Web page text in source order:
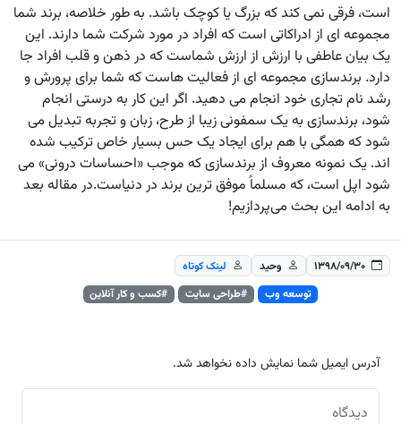
است، فرقی نمی کند که بزرگ یا کوچک باشد. به طور خلاصه، برند شما
مجموعه ای از ادراکاتی است که افراد در مورد شرکت شما دارند. این
یک بیان عاطفی با ارزش از ارزش شماست که در ذهن و قلب افراد جا
دارد. برندسازی مجموعه ای از فعالیت هاست که شما برای پرورش و
رشد نام تجاری خود انجام می دهید. اگر این کار به درستی انجام
شود، برندسازی به یک سمفونی زیبا از طرح، زبان و تجربه تبدیل می
شود که همگی با هم برای ایجاد یک حس بسیار خاص ترکیب شده
اند. یک نمونه معروف از برندسازی که موجب «احساسات درونی» می
شود اپل است، که مسلماً موفق ترین برند در دنیاست.در مقاله بعد
به ادامه این بحث می‌پردازیم!
۱۳۹۸/۰۹/۳۰ وحید
لینک کوتاه
توسعه وب
#طراحی سایت #کسب و کار آنلاین
آدرس ایمیل شما نمایش داده نخواهد شد.
دیدگاه